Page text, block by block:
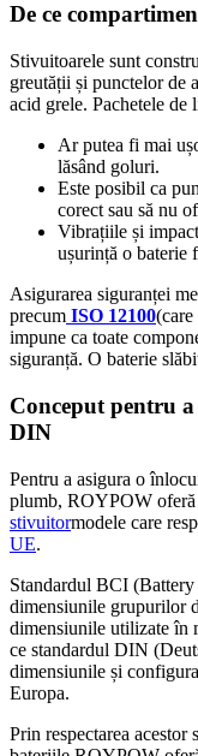
De ce
Stivuitoarele sunt
greutății și punctelor de
acid grele. Pachetele de
Ar putea fi mai
lăsând goluri.
Este posibil ca
corect sau să nu
Vibrațiile și
ușurință o baterie
Asigurarea siguranței
precum ISO 12100(care
impune ca toate
siguranță. O baterie
Conceput pentru
DIN
Pentru a asigura o
plumb, ROYPOW oferă
stivuitormodele care
UE.
Standardul BCI
dimensiunile grupurilor
dimensiunile utilizate în
ce standardul DIN
dimensiunile și
Europa.
Prin respectarea acestor